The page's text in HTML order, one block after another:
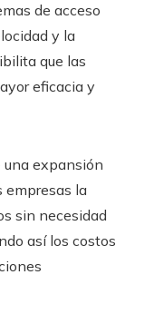
de acceso
y la
que las
eficacia y
una expansión
empresas la
sin necesidad
así los costos